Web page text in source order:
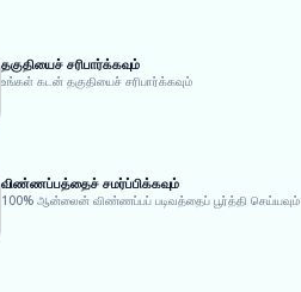
தகுதியைச் சரிபார்க்கவும்
உங்கள் கடன் தகுதியைச் சரிபார்க்கவும்
விண்ணப்பத்தைச் சமர்ப்பிக்கவும்
100% ஆன்லைன் விண்ணப்பப் படிவத்தைப் பூர்த்தி செய்யவும்